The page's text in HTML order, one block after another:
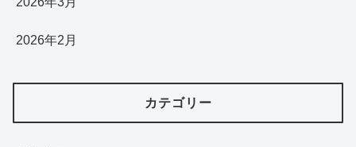
2026年2月
カテゴリー